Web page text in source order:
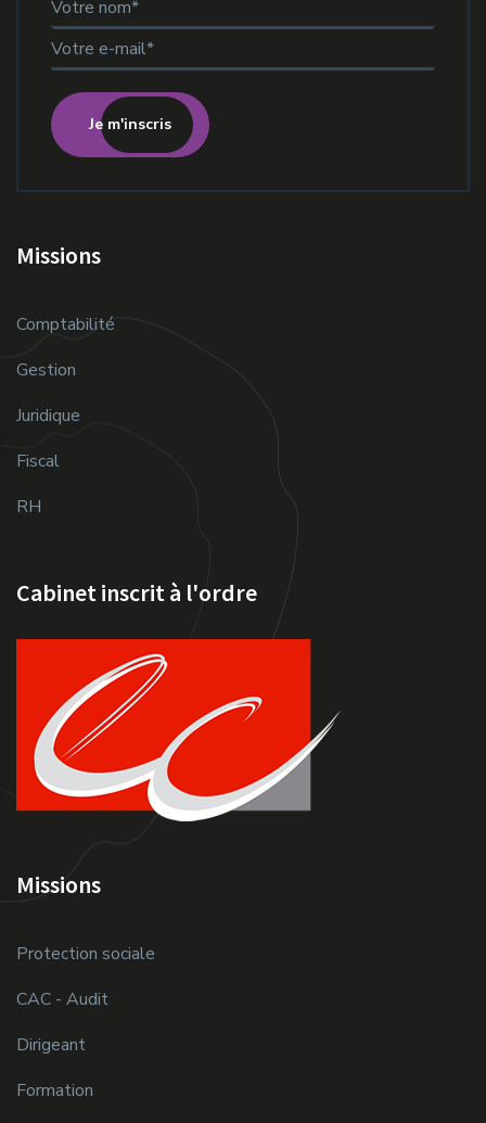
Je m'inscris
Missions
Comptabilité
Gestion
Juridique
Fiscal
RH
Missions
Protection sociale
CAC - Audit
Dirigeant
Formation
Cabinet inscrit à l'ordre